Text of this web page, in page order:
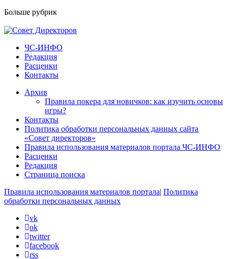
Больше рубрик
ЧС-ИНФО
Редакция
Расценки
Контакты
Архив
Правила покера для новичков: как изучить основы
игры?
Контакты
Политика обработки персональных данных сайта
«Совет директоров»
Правила использования материалов портала ЧС-ИНФО
Расценки
Редакция
Страница поиска
Правила использования материалов портала| Политика
обработки персональных данных
vk
ok
twitter
facebook
rss